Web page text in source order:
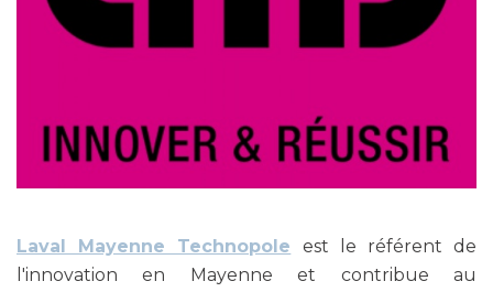
Laval Mayenne Technopole est le référent de
l'innovation en Mayenne et contribue au